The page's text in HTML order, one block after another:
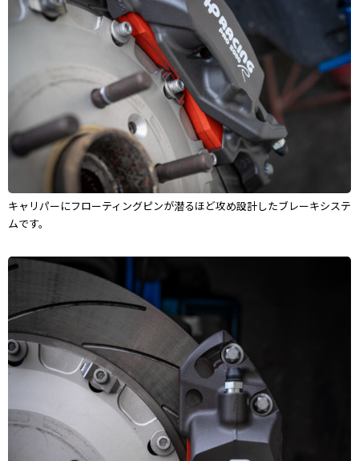
キャリパーにフローティングピンが潜るほど攻め設計したブレーキシステ
ムです。